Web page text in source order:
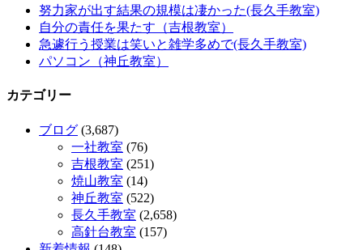
努力家が出す結果の規模は凄かった(長久手教室)
自分の責任を果たす（吉根教室）
急遽行う授業は笑いと雑学多めで(長久手教室)
パソコン（神丘教室）
カテゴリー
ブログ (3,687)
一社教室 (76)
吉根教室 (251)
焼山教室 (14)
神丘教室 (522)
長久手教室 (2,658)
高針台教室 (157)